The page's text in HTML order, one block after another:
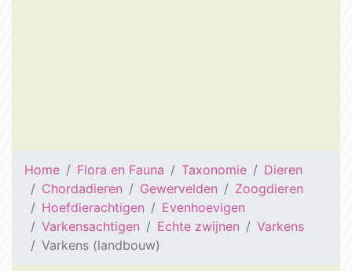
Home Flora en Fauna Taxonomie
Dieren
Chordadieren
Gewervelden
Zoogdieren
Hoefdierachtigen
Evenhoevigen
Varkensachtigen
Echte zwijnen
Varkens
Varkens (landbouw)